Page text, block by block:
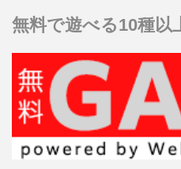
無料で遊べる10種以